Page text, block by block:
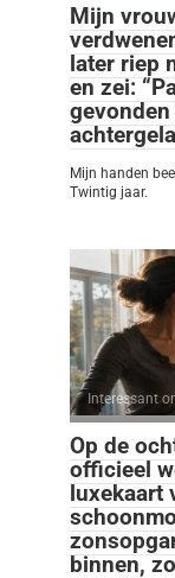
Mijn
later riep
en zei:
Mijn handen
Twintig jaar.
Interessant
Op de
officieel
luxekaart
binnen,